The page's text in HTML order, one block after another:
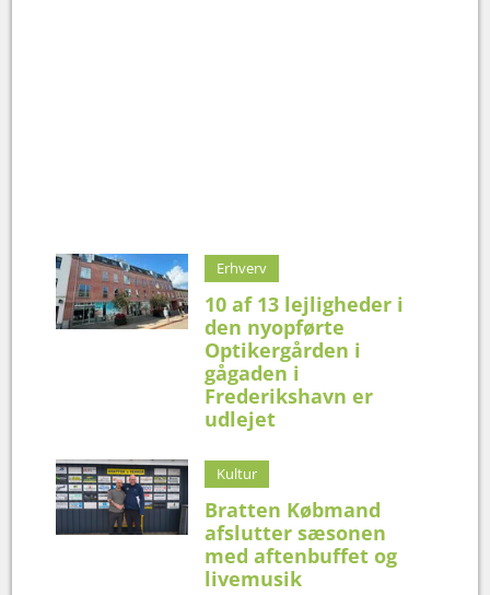
Erhverv
10 af 13 lejligheder i
den nyopførte
Optikergården i
gågaden i
Frederikshavn er
udlejet
Kultur
Bratten Købmand
afslutter sæsonen
med aftenbuffet og
livemusik